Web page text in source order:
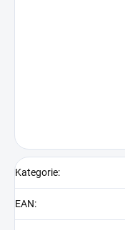
Kategorie:
EAN: